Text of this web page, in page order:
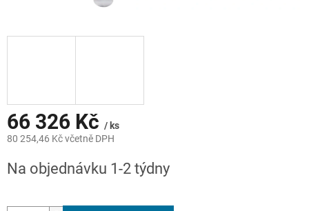
66 326 Kč / ks
80 254,46 Kč včetně DPH
cena:
Na objednávku 1-2 týdny